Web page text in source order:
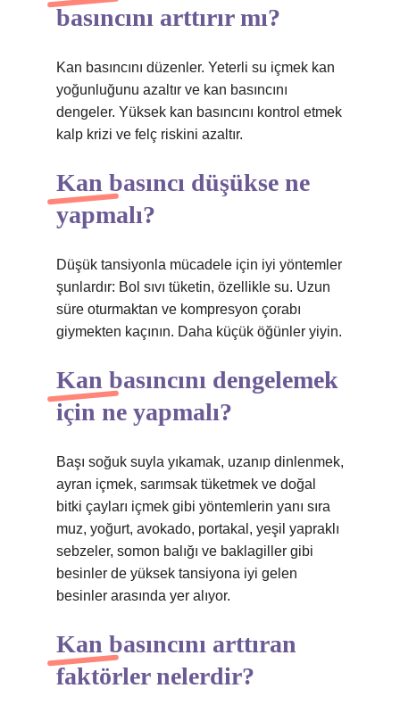
basıncını arttırır mı?
Kan basıncını düzenler. Yeterli su içmek kan
yoğunluğunu azaltır ve kan basıncını
dengeler. Yüksek kan basıncını kontrol etmek
kalp krizi ve felç riskini azaltır.
Kan basıncı düşükse ne
yapmalı?
Düşük tansiyonla mücadele için iyi yöntemler
şunlardır: Bol sıvı tüketin, özellikle su. Uzun
süre oturmaktan ve kompresyon çorabı
giymekten kaçının. Daha küçük öğünler yiyin.
Kan basıncını dengelemek
için ne yapmalı?
Başı soğuk suyla yıkamak, uzanıp dinlenmek,
ayran içmek, sarımsak tüketmek ve doğal
bitki çayları içmek gibi yöntemlerin yanı sıra
muz, yoğurt, avokado, portakal, yeşil yapraklı
sebzeler, somon balığı ve baklagiller gibi
besinler de yüksek tansiyona iyi gelen
besinler arasında yer alıyor.
Kan basıncını arttıran
faktörler nelerdir?